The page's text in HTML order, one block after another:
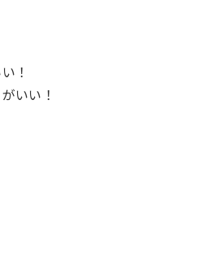
！
いい！